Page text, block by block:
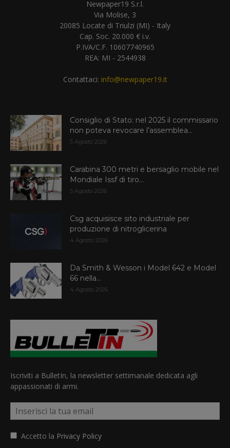
Newpaper19 S.r.l.
Via Molise, 3
20085 Locate di Triulzi (MI) - Italy
Cap. Soc. 20.000 € i.v.
P.IVA/C.F. 10607740965
REA: MI - 2544938
Contattaci: info@newpaper19.it
Consiglio di Stato: nel 2025 il commissario
non poteva revocare l’assemblea...
5 Agosto 2026
Carabina 300 metri e bersaglio mobile nel
Mondiale Issf di tiro...
5 Agosto 2026
Csg acquisisce sito industriale per
produzione di nitroglicerina
4 Agosto 2026
Da Smith & Wesson i Model 642 e Model
66 nella...
4 Agosto 2026
Iscriviti a BulletIn, la newsletter settimanale dedicata agli
appassionati di armi.
Accetto la Privacy Policy